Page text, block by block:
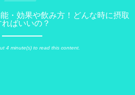
・効果や飲み方！どんな時に摂取
ればいいの？
4 minute(s) to read this content.